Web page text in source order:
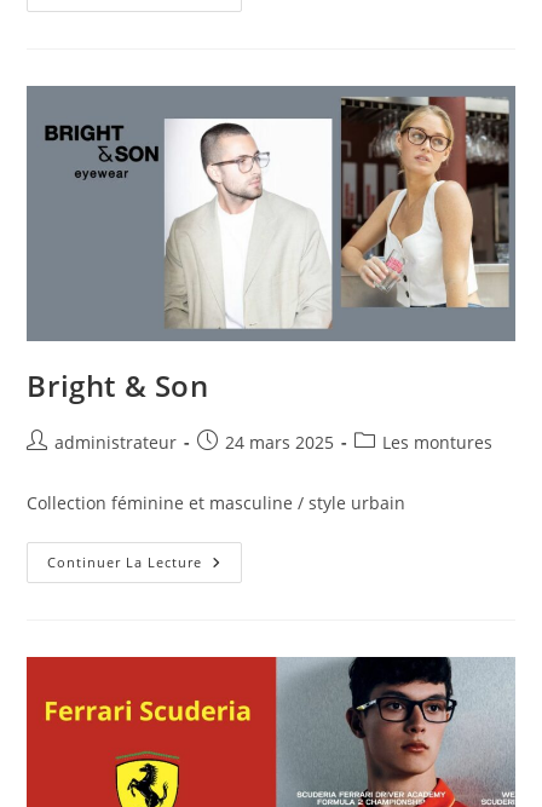
Bright & Son
administrateur 24 mars 2025 Les montures
Collection féminine et masculine / style urbain
Continuer La Lecture